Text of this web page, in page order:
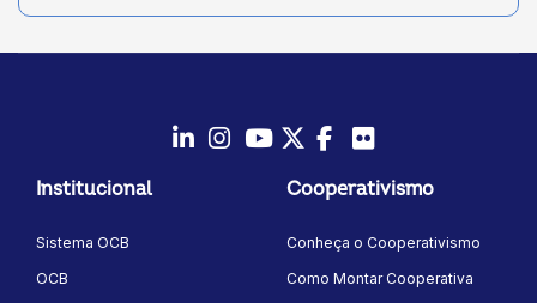
Instagram
YoutubeTwitter/X
Facebook
Institucional
Sistema OCB
OCB
Cooperativismo
Conheça o Cooperativismo
Como Montar Cooperativa